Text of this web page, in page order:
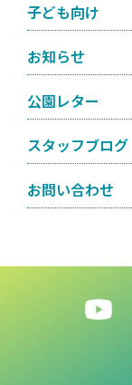
子ども向け
お知らせ
公園レター
スタッフブログ
お問い合わせ